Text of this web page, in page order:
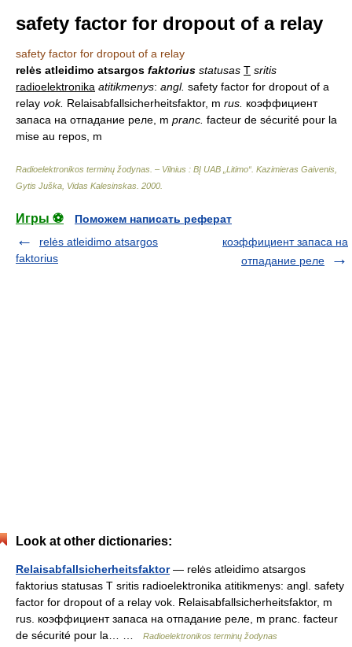
safety factor for dropout of a relay
safety factor for dropout of a relay
relės atleidimo atsargos faktorius statusas T sritis
radioelektronika atitikmenys: angl. safety factor for dropout of a
relay vok. Relaisabfallsicherheitsfaktor, m rus. коэффициент
запаса на отпадание реле, m pranc. facteur de sécurité pour la
mise au repos, m
Radioelektronikos terminų žodynas. – Vilnius : BĮ UAB „Litimo“ Kazimieras Gaivenis,
Gytis Juška, Vidas Kalesinskas 2000
Игры ⚽
Поможем написать реферат
relės atleidimo atsargos
faktorius
коэффициент запаса на
отпадание реле
Look at other dictionaries:
Relaisabfallsicherheitsfaktor— relės atleidimo atsargos
faktorius statusas T sritis radioelektronika atitikmenys: angl. safety
factor for dropout of a relay vok. Relaisabfallsicherheitsfaktor, m
rus. коэффициент запаса на отпадание реле, m pranc. facteur
de sécurité pour la… …
Radioelektronikos terminų žodynas